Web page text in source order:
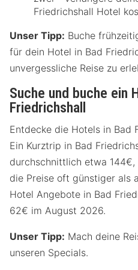
Friedrichshall Hotel
Unser Tipp: Buche
für dein Hotel in Bad
unvergessliche Reise zu
Suche und buche ein
Friedrichshall
Entdecke die Hotels in Bad
Ein Kurztrip in Bad
durchschnittlich etwa
die Preise oft günstiger als
Hotel Angebote in Bad
62€ im August 2026.
Unser Tipp: Mach deine
unseren Specials.